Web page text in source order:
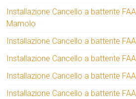
Installazione Cancello a battente
Mamolo
Installazione Cancello a battente
Installazione Cancello a battente
Installazione Cancello a battente
Installazione Cancello a battente